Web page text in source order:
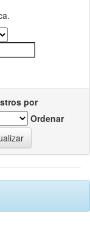
por
Ordenar